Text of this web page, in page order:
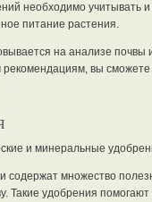
необходимо учитывать и
питание растения.
на анализе почвы
вы сможете
и минеральные
содержат множество
Такие удобрения помогают